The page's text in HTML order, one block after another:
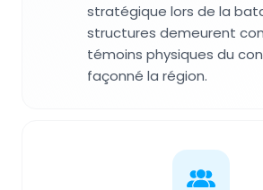
stratégique lors de la
structures demeurent
témoins physiques du
façonné la région.